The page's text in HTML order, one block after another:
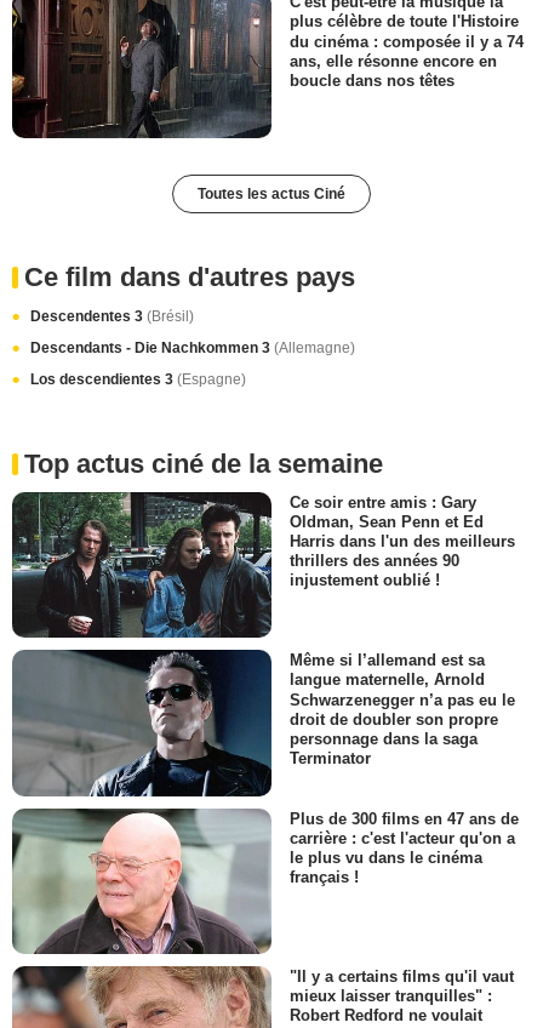
plus célèbre de toute l'Histoire
du cinéma : composée il y a 74
ans, elle résonne encore en
boucle dans nos têtes
Toutes les actus Ciné
Ce film dans d'autres pays
Descendentes 3 (Brésil)
Descendants - Die Nachkommen 3 (Allemagne)
Los descendientes 3 (Espagne)
Top actus ciné de la semaine
Ce soir entre amis : Gary
Oldman, Sean Penn et Ed
Harris dans l'un des meilleurs
thrillers des années 90
injustement oublié !
Même si l’allemand est sa
langue maternelle, Arnold
Schwarzenegger n’a pas eu le
droit de doubler son propre
personnage dans la saga
Terminator
Plus de 300 films en 47 ans de
carrière : c'est l'acteur qu'on a
le plus vu dans le cinéma
français !
"Il y a certains films qu'il vaut
mieux laisser tranquilles" :
Robert Redford ne voulait